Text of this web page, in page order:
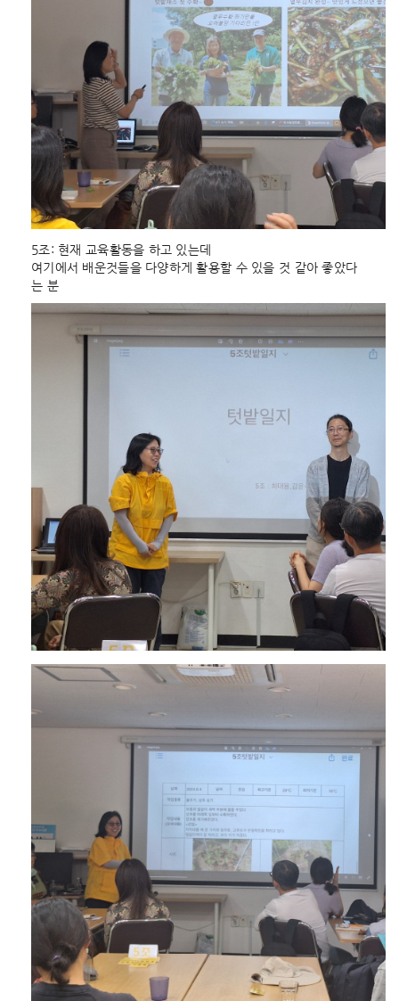
5조: 현재 교육활동을 하고 있는데
여기에서 배운것들을 다양하게 활용할 수 있을 것 같아 좋았다
는 분